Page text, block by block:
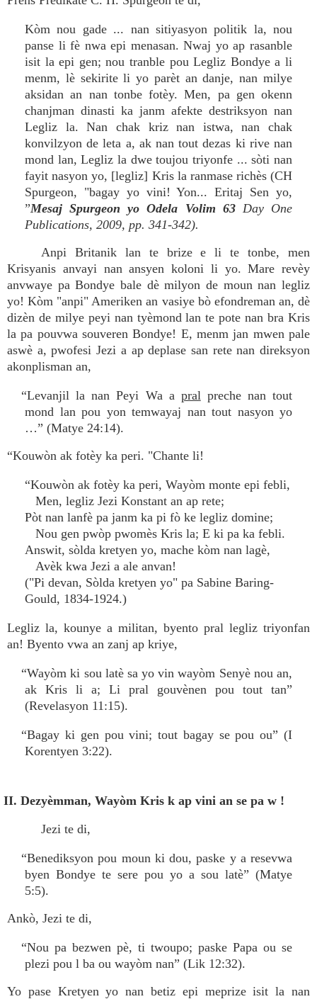
Kòm nou gade ... nan sitiyasyon politik la, nou
panse li fè nwa epi menasan. Nwaj yo ap rasanble
isit la epi gen; nou tranble pou Legliz Bondye a li
menm, lè sekirite li yo parèt an danje, nan milye
aksidan an nan tonbe fotèy. Men, pa gen okenn
chanjman dinasti ka janm afekte destriksyon nan
Legliz la. Nan chak kriz nan istwa, nan chak
konvilzyon de leta a, ak nan tout dezas ki rive nan
mond lan, Legliz la dwe toujou triyonfe ... sòti nan
fayit nasyon yo, [legliz] Kris la ranmase richès (CH
Spurgeon, "bagay yo vini! Yon... Eritaj Sen yo,
”Mesaj Spurgeon yo Odela Volim 63 Day One
Publications, 2009, pp. 341-342).
Anpi Britanik lan te brize e li te tonbe, men
Krisyanis anvayi nan ansyen koloni li yo. Mare revèy
anvwaye pa Bondye bale dè milyon de moun nan legliz
yo! Kòm "anpi" Ameriken an vasiye bò efondreman an, dè
dizèn de milye peyi nan tyèmond lan te pote nan bra Kris
la pa pouvwa souveren Bondye! E, menm jan mwen pale
aswè a, pwofesi Jezi a ap deplase san rete nan direksyon
akonplisman an,
“Levanjil la nan Peyi Wa a pralpreche nan tout
mond lan pou yon temwayaj nan tout nasyon yo
…” (Matye 24:14).
“Kouwòn ak fotèy ka peri. "Chante li!
“Kouwòn ak fotèy ka peri, Wayòm monte epi febli,
Men, legliz Jezi Konstant an ap rete;
Pòt nan lanfè pa janm ka pi fò ke legliz domine;
Nou gen pwòp pwomès Kris la; E ki pa ka febli.
Answit, sòlda kretyen yo, mache kòm nan lagè,
Avèk kwa Jezi a ale anvan!
("Pi devan, Sòlda kretyen yo" pa Sabine Baring-
Gould, 1834-1924.)
Legliz la, kounye a militan, byento pral legliz triyonfan
an! Byento vwa an zanj ap kriye,
“Wayòm ki sou latè sa yo vin wayòm Senyè nou an,
ak Kris li a; Li pral gouvènen pou tout tan”
(Revelasyon 11:15).
“Bagay ki gen pou vini; tout bagay se pou ou” (I
Korentyen 3:22).
II. Dezyèmman, Wayòm Kris k ap vini an se pa w !
Jezi te di,
“Benediksyon pou moun ki dou, paske y a resevwa
byen Bondye te sere pou yo a sou latè” (Matye
5:5).
Ankò, Jezi te di,
“Nou pa bezwen pè, ti twoupo; paske Papa ou se
plezi pou l ba ou wayòm nan” (Lik 12:32).
Yo pase Kretyen yo nan betiz epi meprize isit la nan